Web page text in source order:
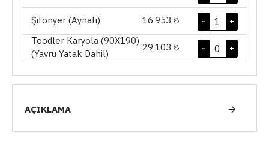
Şifonyer (Aynalı) 16.953 ₺ +
-
Toodler Karyola (90X190)
(Yavru Yatak Dahil)
29.103 ₺ +
-
AÇIKLAMA